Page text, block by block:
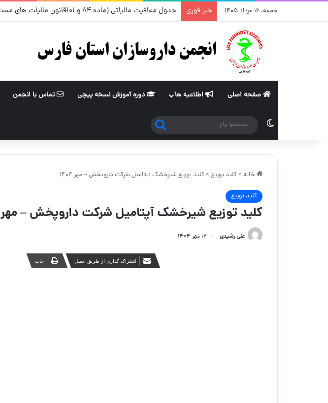
جمعه، ۱۶ مرداد ۱۴۰۵ خبر فوری جدول معافیت مالیاتی (ماده ۸۴ و ۱۰۱قانون مالیات های مستقیم) از سال ۱۳۹۶ تا ۱۴۰۵
صفحه اصلی اطلاعیه ها دوره آموزش نسخه پیچی تماس با انجمن
تغییر پوسته
جستجو
برای
خانه >کلید توزیع >کلید توزیع شیرخشک آپتامیل شرکت داروپخش – مهر ۱۴۰۴
کلید توزیع
کلید توزیع شیرخشک آپتامیل شرکت داروپخش – مهر ۱۴۰۴
علی رشیدی ۱۲ مهر ۱۴۰۴
اشتراک گذاری از طریق ایمیل چاپ